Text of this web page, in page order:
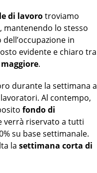
di lavorotroviamo
mantenendo lo stesso
in
evidente e chiaro tra
.
durante la settimana a
Al contempo,
fondo di
verrà riservato a tutti
su base settimanale.
la settimana corta di